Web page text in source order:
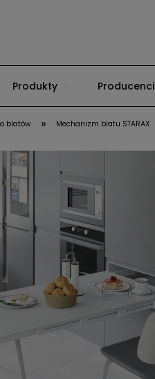
Produkty Producenci
blatów » Mechanizm blatu STARAX